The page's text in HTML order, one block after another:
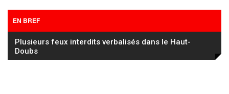
EN BREF
Les Combes : une automobiliste de 22 ans
désincarcérée